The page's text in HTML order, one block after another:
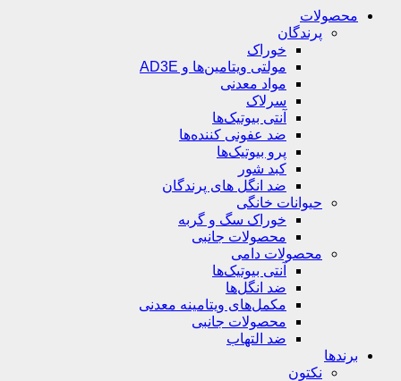
محصولات
پرندگان
خوراک
مولتی ویتامین‌ها و AD3E
مواد معدنی
سرلاک
آنتی بیوتیک‌ها
ضد عفونی کننده‌ها
پرو بیوتیک‌ها
کبد شور
ضد انگل های پرندگان
حیوانات خانگی
خوراک سگ و گربه
محصولات جانبی
محصولات دامی
آنتی بیوتیک‌ها
ضد انگل‌ها
مکمل‌های ویتامینه معدنی
محصولات جانبی
ضد التهاب
برندها
نکتون